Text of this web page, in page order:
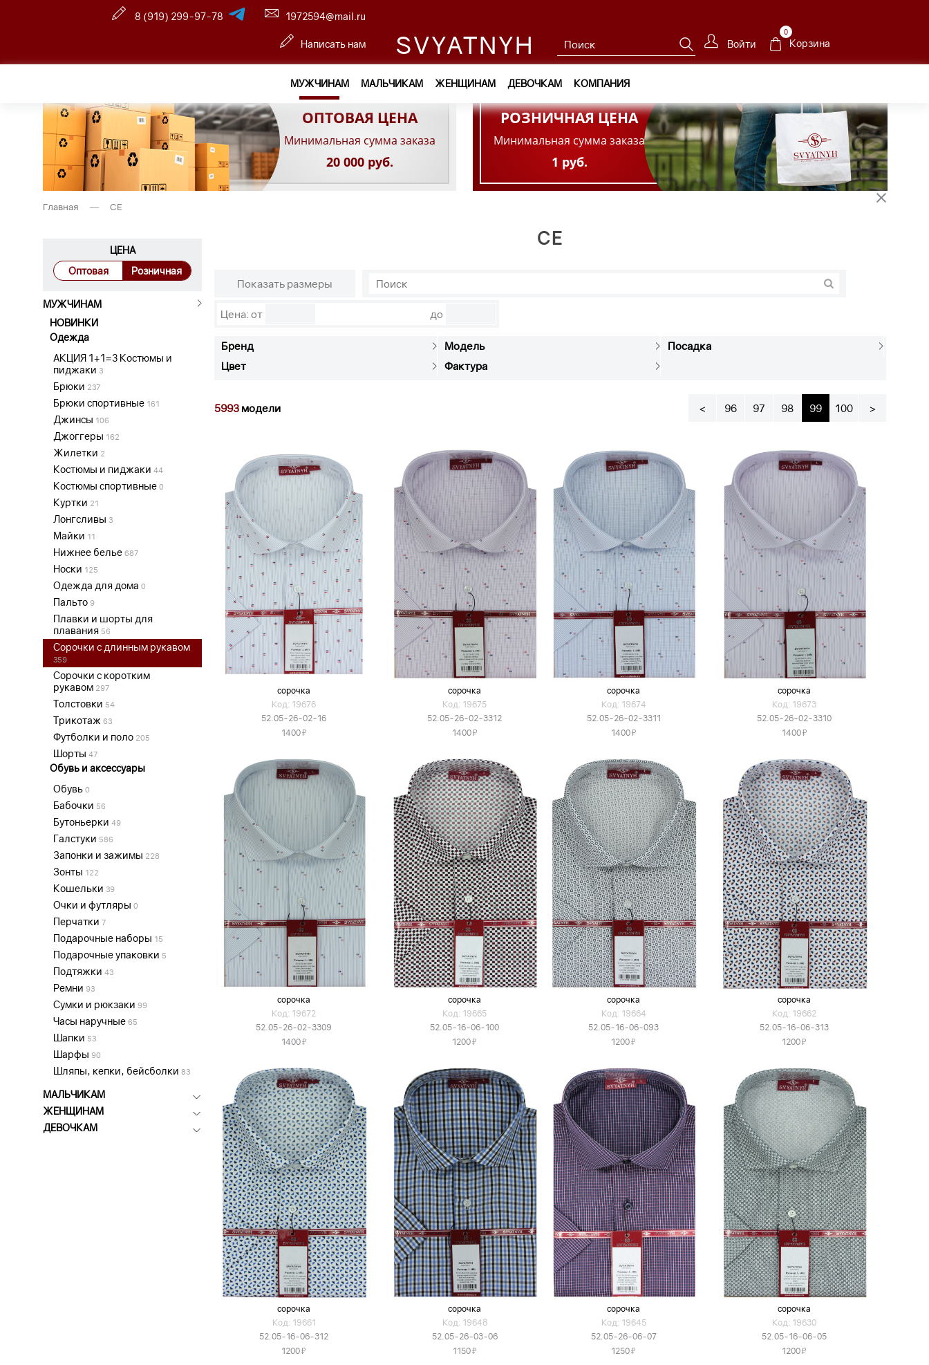
8 (919) 299-97-78 1972594@mail.ru
Написать нам SVYATNYH Войти
0
Корзина
МУЖЧИНАМ МАЛЬЧИКАМ ЖЕНЩИНАМ ДЕВОЧКАМ КОМПАНИЯ
ОПТОВАЯ ЦЕНА
Минимальная сумма заказа
20 000 руб.
РОЗНИЧНАЯ ЦЕНА
Минимальная сумма заказа
1 руб.
Главная — CE
CE
Показать размеры
Цена: от до
Бренд Модель
Посадка
Цвет
Фактура
5993модели < 96 97 98 99 100 >
сорочка
Код: 19676
52.05-26-02-16
1400Я
сорочка
Код: 19675
52.05-26-02-3312
1400Я
сорочка
Код: 19674
52.05-26-02-3311
1400Я
сорочка
Код: 19673
52.05-26-02-3310
1400Я
сорочка
Код: 19672
52.05-26-02-3309
1400Я
сорочка
Код: 19665
52.05-16-06-100
1200Я
сорочка
Код: 19664
52.05-16-06-093
1200Я
сорочка
Код: 19662
52.05-16-06-313
1200Я
сорочка
Код: 19661
52.05-16-06-312
1200Я
сорочка
Код: 19648
52.05-26-03-06
1150Я
сорочка
Код: 19645
52.05-26-06-07
1250Я
сорочка
Код: 19630
52.05-16-06-05
1200Я
ЦЕНА
Оптовая
Розничная
МУЖЧИНАМ
НОВИНКИ
Одежда
АКЦИЯ 1+1=3 Костюмы и
пиджаки 3
Брюки 237
Брюки спортивные 161
Джинсы 106
Джоггеры 162
Жилетки 2
Костюмы и пиджаки 44
Костюмы спортивные 0
Куртки 21
Лонгсливы 3
Майки 11
Нижнее белье 687
Носки 125
Одежда для дома 0
Пальто 9
Плавки и шорты для
плавания 56
Сорочки с длинным рукавом
359
Сорочки с коротким
рукавом 297
Толстовки 54
Трикотаж 63
Футболки и поло 205
Шорты 47
Обувь и аксессуары
Обувь 0
Бабочки 56
Бутоньерки 49
Галстуки 586
Запонки и зажимы 228
Зонты 122
Кошельки 39
Очки и футляры 0
Перчатки 7
Подарочные наборы 15
Подарочные упаковки 5
Подтяжки 43
Ремни 93
Сумки и рюкзаки 99
Часы наручные 65
Шапки 53
Шарфы 90
Шляпы, кепки, бейсболки 83
МАЛЬЧИКАМ
ЖЕНЩИНАМ
ДЕВОЧКАМ